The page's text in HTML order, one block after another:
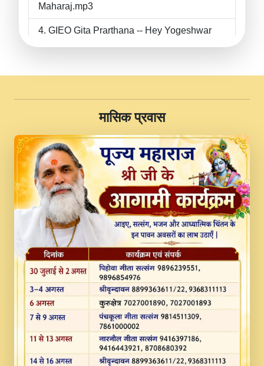
Maharaj.mp3
GIEO Gita Prarthana -- Hey Yogeshwar
II Swami Gyananand Ji Maharaj.mp3
JINU SATGURU AAP BULAVE by Rasik
Pawan ji 20-11-19 Sankirtan At VEER JI
PRABHU KUTEER CHANNEL.mp3
Kina Sohna Tera Bhawan Sajaya Mata
Vaishno Devi Aarti Mata Rani Bhajan By
Lakhwinder Wadali Ji.mp3
MERE MANN VICH KANTH KALER
NEW PUNAJBI DEVOTIONAL SONG 2017
FULL VIDEO HD.mp3
Na To Roop Hai Bindu Ji Maharaj Pad - A
Divine Bhajan by Shri Indresh Ji
#BhaktiPath.mp3
Radha Rani Ki Kirpa Best Devotional
Song By Chitra Vichitra.mp3
​मासिक प्रवास